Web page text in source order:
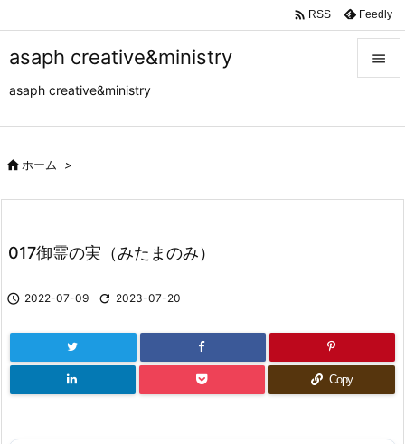
asaph creative&ministry
asaph creative&ministry

 RSS Feedly
ホーム >
017御霊の実（みたまのみ）
 2022-07-09  2023-07-20
Copy